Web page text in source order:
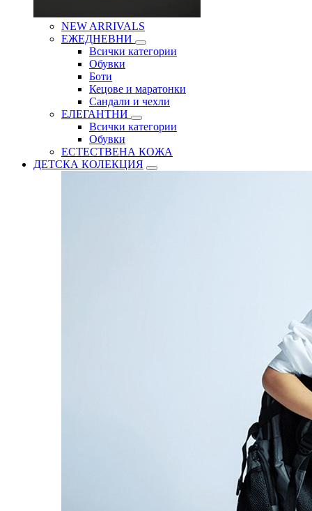
NEW ARRIVALS
ЕЖЕДНЕВНИ
Всички категории
Обувки
Боти
Кецове и маратонки
Сандали и чехли
ЕЛЕГАНТНИ
Всички категории
Обувки
ЕСТЕСТВЕНА КОЖА
ДЕТСКА КОЛЕКЦИЯ